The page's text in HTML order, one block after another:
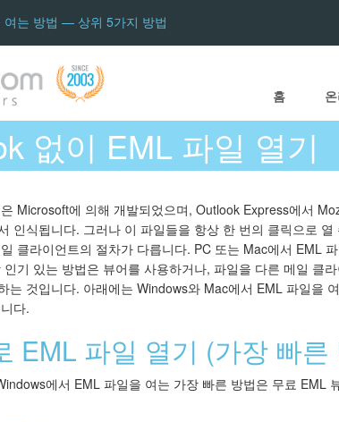
는 방법 — 상위 5가지 방법
홈
없이 EML 파일 열기
Microsoft에 의해 개발되었으며, Outlook Express에서
인식됩니다. 그러나 이 파일들을 항상 한 번의 클릭으로
클라이언트의 절차가 다릅니다. PC 또는 Mac에서 EML
인기 있는 방법은 뷰어를 사용하거나, 파일을 다른 메일 클
는 것입니다. 아래에는 Windows와 Mac에서 EML 파일을
다.
EML 파일 열기 (가장 빠른
에서 EML 파일을 여는 가장 빠른 방법은 무료 EML